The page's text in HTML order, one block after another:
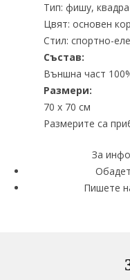
Тип: фишу,
Цвят: основен
Стил: спортно-
Състав:
Външна част
Размери:
70 x 70 см
Размерите са
За
Пишете